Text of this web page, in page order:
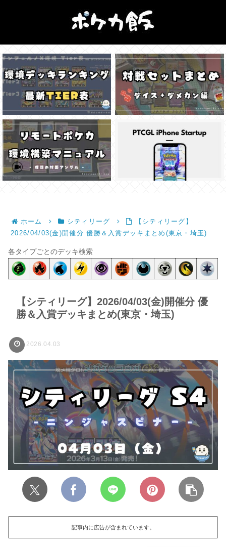
ホーム シティリーグ
【シティリーグ】
2026/04/03(金)開催分 優勝＆入賞デッキまとめ(東京・埼玉)
各タイプごとのデッキ検索
【シティリーグ】2026/04/03(金)開催分 優
勝＆入賞デッキまとめ(東京・埼玉)
2026.04.03
記事内に広告が含まれています。